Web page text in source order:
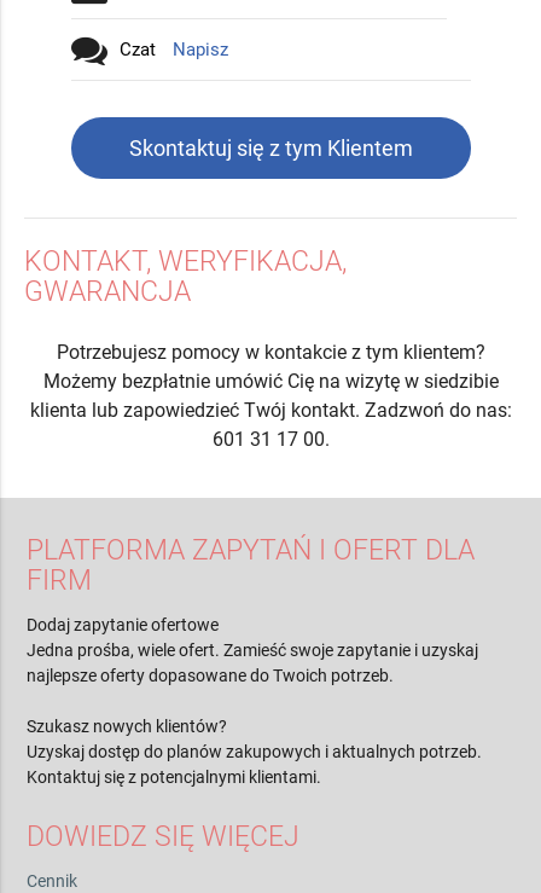
Czat Napisz
Skontaktuj się z tym Klientem
KONTAKT, WERYFIKACJA,
GWARANCJA
Potrzebujesz pomocy w kontakcie z tym klientem?
Możemy bezpłatnie umówić Cię na wizytę w siedzibie
klienta lub zapowiedzieć Twój kontakt. Zadzwoń do nas:
601 31 17 00.
PLATFORMA ZAPYTAŃ I OFERT DLA
FIRM
Dodaj zapytanie ofertowe
Jedna prośba, wiele ofert. Zamieść swoje zapytanie i uzyskaj
najlepsze oferty dopasowane do Twoich potrzeb.
Szukasz nowych klientów?
Uzyskaj dostęp do planów zakupowych i aktualnych potrzeb.
Kontaktuj się z potencjalnymi klientami.
DOWIEDZ SIĘ WIĘCEJ
Cennik